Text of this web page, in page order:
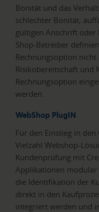
Bonität und das
schlechter Bonität,
gültigen Anschrift
Shop-Betreiber
Rechnungsoption nicht
Risikobereitschaft und
Rechnungsoption
werden.
WebShop PlugIN
Für den Einstieg in
Vielzahl Webshop-
Kundenprüfung mit
Applikationen
die Identifikation der
direkt in den
integriert werden und